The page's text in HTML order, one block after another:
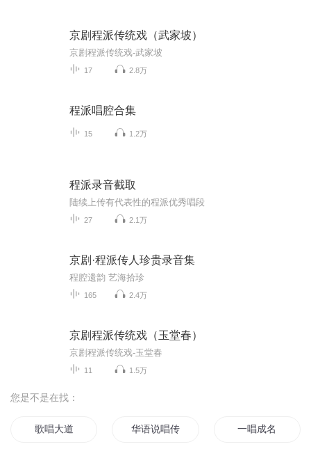
京剧程派传统戏（武家坡）
京剧程派传统戏-武家坡
17 2.8万
程派唱腔合集
15 1.2万
程派录音截取
陆续上传有代表性的程派优秀唱段
27 2.1万
京剧·程派传人珍贵录音集
程腔遗韵 艺海拾珍
165 2.4万
京剧程派传统戏（玉堂春）
京剧程派传统戏-玉堂春
11 1.5万
您是不是在找：
歌唱大道 华语说唱传奇 一唱成名